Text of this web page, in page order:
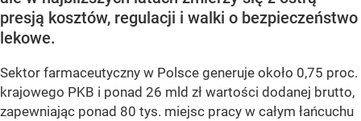
presją kosztów, regulacji i walki o bezpieczeństwo
lekowe.
Sektor farmaceutyczny w Polsce generuje około 0,75 proc.
krajowego PKB i ponad 26 mld zł wartości dodanej brutto,
zapewniając ponad 80 tys. miejsc pracy w całym łańcuchu